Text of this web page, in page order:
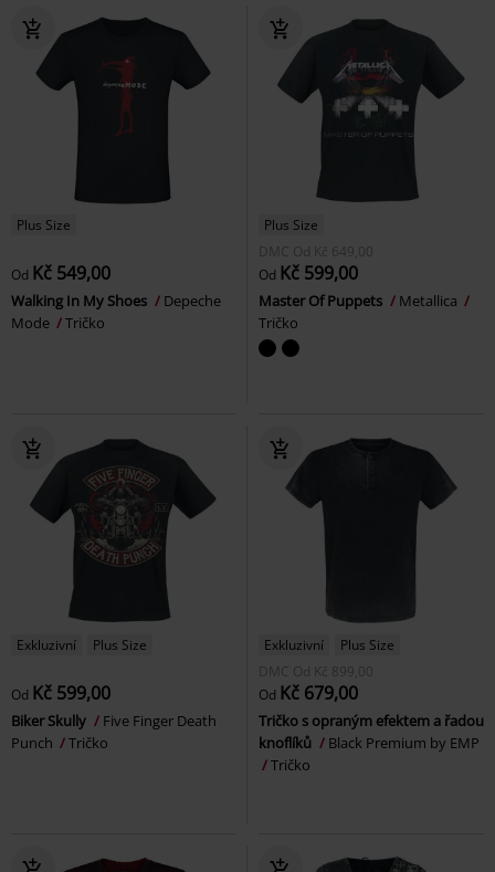
Plus Size
Od Kč 549,00
Walking In My Shoes
Depeche
Mode
Tričko
Plus Size
DMC Od Kč 649,00
Od Kč 599,00
Master Of Puppets
Metallica
Tričko
Exkluzivní Plus Size
Od Kč 599,00
Biker Skully
Five Finger Death
Punch
Tričko
Exkluzivní
Plus Size
DMC Od Kč 899,00
Od Kč 679,00
Tričko s opraným efektem a řadou
knoflíků
Black Premium by EMP
Tričko